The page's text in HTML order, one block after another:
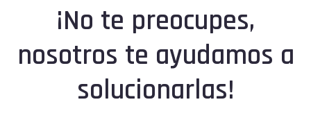
¡No te preocupes,
nosotros te ayudamos a
solucionarlas!